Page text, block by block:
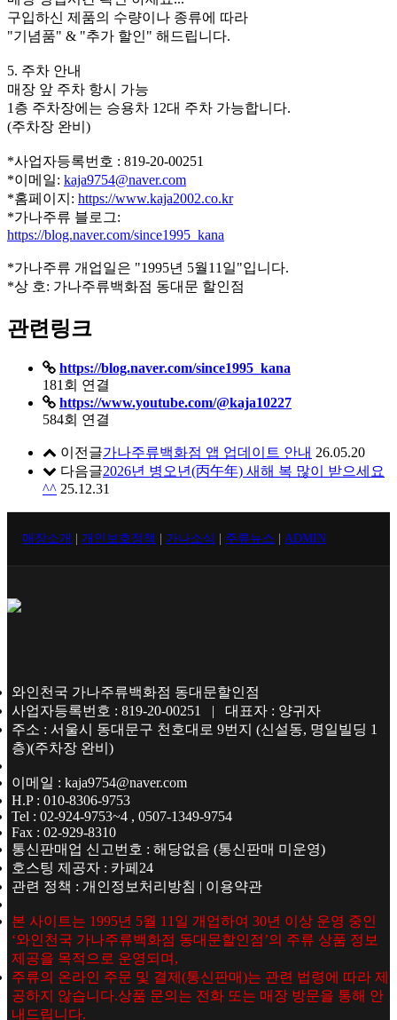
구입하신 제품의 수량이나 종류에 따라
"기념품" & "추가 할인" 해드립니다.
5. 주차 안내
매장 앞 주차 항시 가능
1층 주차장에는 승용차 12대 주차 가능합니다.
(주차장 완비)
*사업자등록번호 : 819-20-00251
*이메일: kaja9754@naver.com
*홈페이지: https://www.kaja2002.co.kr
*가나주류 블로그:
https://blog.naver.com/since1995_kana
*가나주류 개업일은 "1995년 5월11일"입니다.
*상 호: 가나주류백화점 동대문 할인점
관련링크
https://blog.naver.com/since1995_kana
181회 연결
https://www.youtube.com/@kaja10227
584회 연결
이전글가나주류백화점 앱 업데이트 안내 26.05.20
다음글2026년 병오년(丙午年) 새해 복 많이 받으세요
^^ 25.12.31
매장소개 |개인보호정책 가나소식 주류뉴스 |ADMIN
와인천국 가나주류백화점 동대문할인점
사업자등록번호 : 819-20-00251 | 대표자 : 양귀자
주소 : 서울시 동대문구 천호대로 9번지 (신설동, 명일빌딩 1
층)(주차장 완비)
이메일 : kaja9754@naver.com
H.P : 010-8306-9753
Tel : 02-924-9753~4 , 0507-1349-9754
Fax : 02-929-8310
통신판매업 신고번호 : 해당없음 (통신판매 미운영)
호스팅 제공자 : 카페24
관련 정책 : 개인정보처리방침 | 이용약관
본 사이트는 1995년 5월 11일 개업하여 30년 이상 운영 중인
‘와인천국 가나주류백화점 동대문할인점’의 주류 상품 정보
제공을 목적으로 운영되며,
주류의 온라인 주문 및 결제(통신판매)는 관련 법령에 따라 제
공하지 않습니다.상품 문의는 전화 또는 매장 방문을 통해 안
내드립니다.